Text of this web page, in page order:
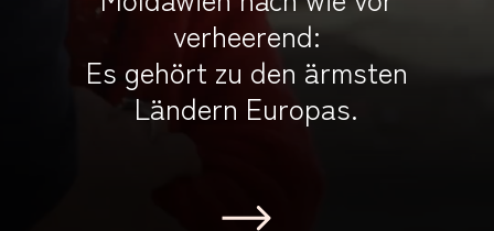
verheerend:
Es gehört zu den ärmsten
Ländern Europas.